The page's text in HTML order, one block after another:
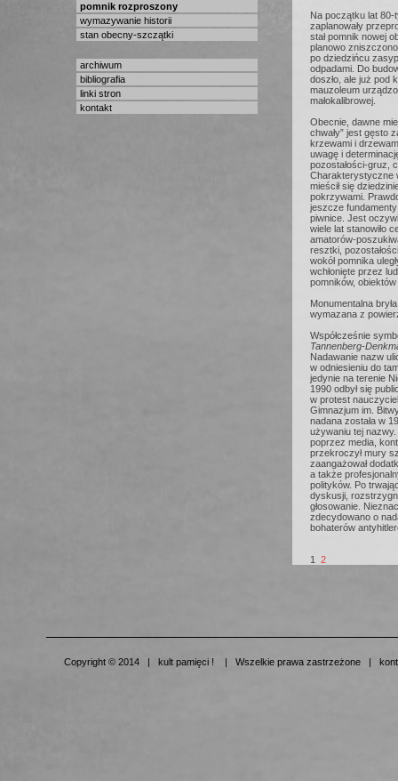
pomnik rozproszony
wymazywanie historii
stan obecny-szczątki
archiwum
bibliografia
linki stron
kontakt
Na początku lat 80-
zaplanowały
stał pomnik nowej
planowo
po dziedzińcu
odpadami. Do
doszło, ale już pod
mauzoleum
małokalibrowej.
Obecnie, dawne
chwały” jest gęsto
krzewami i
uwagę i
pozostałości-gruz,
Charakterystyczne
mieścił się
pokrzywami.
jeszcze
piwnice. Jest
wiele lat stanowiło
amatorów-
resztki,
wokół pomnika
wchłonięte przez
pomników,
Monumentalna
wymazana z
Współcześnie
Tannenberg-
Nadawanie nazw
w odniesieniu do
jedynie na terenie
1990 odbył się
w protest
Gimnazjum im.
nadana została w
używaniu tej
poprzez media,
przekroczył mury
zaangażował
a także
polityków. Po
dyskusji,
głosowanie.
zdecydowano o
bohaterów
1 2
Copyright © 2014 | kult pamięci ! | Wszelkie prawa zastrzeżone |